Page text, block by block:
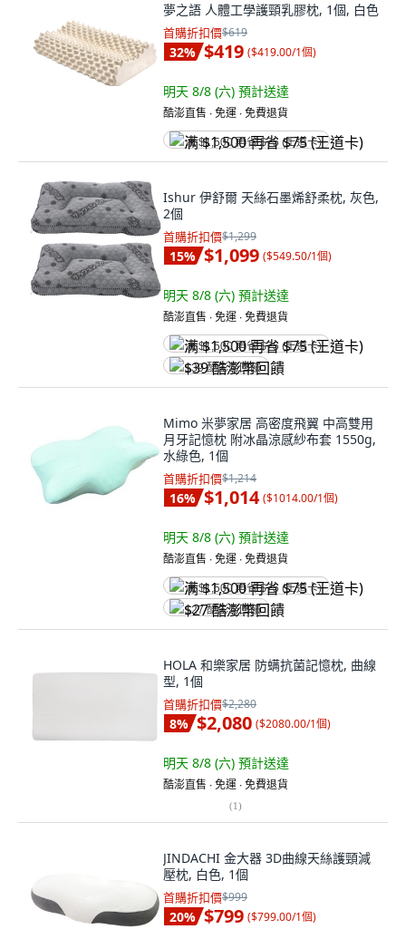
夢之語 人體工學護頸乳膠枕, 1個, 白色
首購折扣價$619
32% $419 ($419.00/1個)
明天 8/8 (六) 預計送達
酷澎直售 ∙ 免運 ∙ 免費退貨
满 $1,500 再省 $75 (王道卡)
Ishur 伊舒爾 天絲石墨烯舒柔枕, 灰色,
2個
首購折扣價$1,299
15% $1,099 ($549.50/1個)
明天 8/8 (六) 預計送達
酷澎直售 ∙ 免運 ∙ 免費退貨
满 $1,500 再省 $75 (王道卡)
$39 酷澎幣回饋
Mimo 米夢家居 高密度飛翼 中高雙用
月牙記憶枕 附冰晶涼感紗布套 1550g,
水綠色, 1個
首購折扣價$1,214
16% $1,014 ($1014.00/1個)
明天 8/8 (六) 預計送達
酷澎直售 ∙ 免運 ∙ 免費退貨
满 $1,500 再省 $75 (王道卡)
$27 酷澎幣回饋
HOLA 和樂家居 防螨抗菌記憶枕, 曲線
型, 1個
首購折扣價$2,280
8% $2,080 ($2080.00/1個)
明天 8/8 (六) 預計送達
酷澎直售 ∙ 免運 ∙ 免費退貨
(1)
JINDACHI 金大器 3D曲線天絲護頸減
壓枕, 白色, 1個
首購折扣價$999
20% $799 ($799.00/1個)